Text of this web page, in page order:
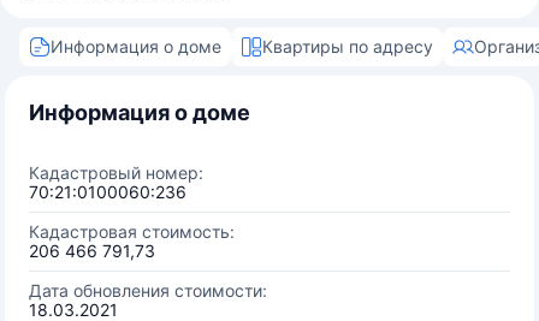
Информация о доме Квартиры по адресу
Информация о доме
Кадастровый номер:
70:21:0100060:236
Кадастровая стоимость:
206 466 791,73
Дата обновления стоимости:
18.03.2021